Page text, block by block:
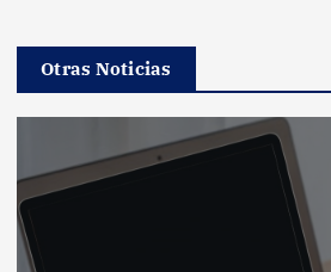
Otras Noticias